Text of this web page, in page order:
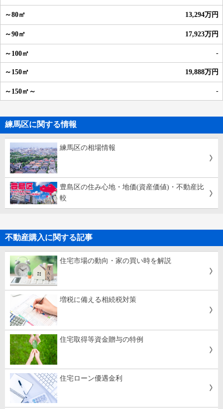
13,294万円
17,923万円
-
19,888万円
-
練馬区に関する情報
練馬区の相場情報
豊島区の住み心地・地価(資産価値)・不動産比
較
不動産購入に関する記事
住宅市場の動向・家の買い時を解説
増税に備える相続税対策
住宅取得等資金贈与の特例
住宅ローン優遇金利